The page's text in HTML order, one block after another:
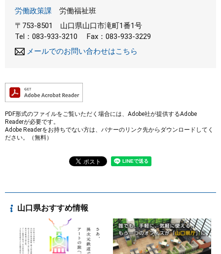
労働政策課
労働福祉班
〒753-8501
山口県山口市滝町1番1号
Tel：083-933-3210
Fax：083-933-3229
メールでのお問い合わせはこちら
PDF形式のファイルをご覧いただく場合には、Adobe社が提供するAdobe
Readerが必要です。
Adobe Readerをお持ちでない方は、バナーのリンク先からダウンロードしてく
ださい。（無料）
山口県おすすめ情報